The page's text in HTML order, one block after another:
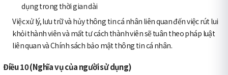
dụng trong thời gian dài
Việc xử lý, lưu trữ và hủy thông tin cá nhân liên quan đến việc rút lui
khỏi thành viên và mất tư cách thành viên sẽ tuân theo pháp luật
liên quan và Chính sách bảo mật thông tin cá nhân.
Điều 10 (Nghĩa vụ của người sử dụng)